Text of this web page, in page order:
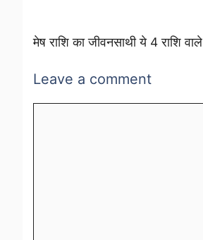
मेष राशि का जीवनसाथी ये 4 राशि
Leave a comment